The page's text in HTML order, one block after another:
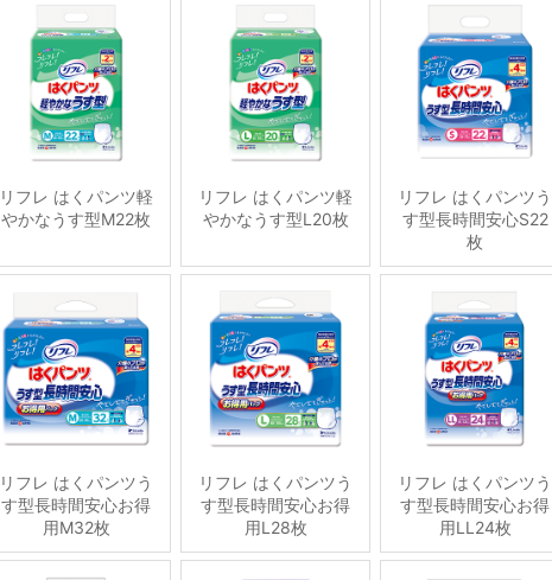
リフレ はくパンツ軽
やかなうす型M22枚
リフレ はくパンツ軽
やかなうす型L20枚
リフレ はくパンツう
す型長時間安心S22
枚
リフレ はくパンツう
す型長時間安心お得
用M32枚
リフレ はくパンツう
す型長時間安心お得
用L28枚
リフレ はくパンツう
す型長時間安心お得
用LL24枚